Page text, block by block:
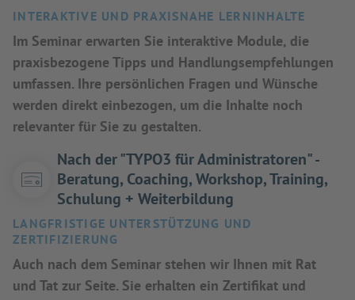
INTERAKTIVE UND PRAXISNAHE LERNINHALTE
Im Seminar erwarten Sie interaktive Module, die
praxisbezogene Tipps und Handlungsempfehlungen
umfassen. Ihre persönlichen Fragen und Wünsche
werden direkt einbezogen, um die Inhalte noch
relevanter für Sie zu gestalten.
Nach der "TYPO3 für Administratoren" -
Beratung, Coaching, Workshop, Training,
Schulung + Weiterbildung
LANGFRISTIGE UNTERSTÜTZUNG UND
ZERTIFIZIERUNG
Auch nach dem Seminar stehen wir Ihnen mit Rat
und Tat zur Seite. Sie erhalten ein Zertifikat und